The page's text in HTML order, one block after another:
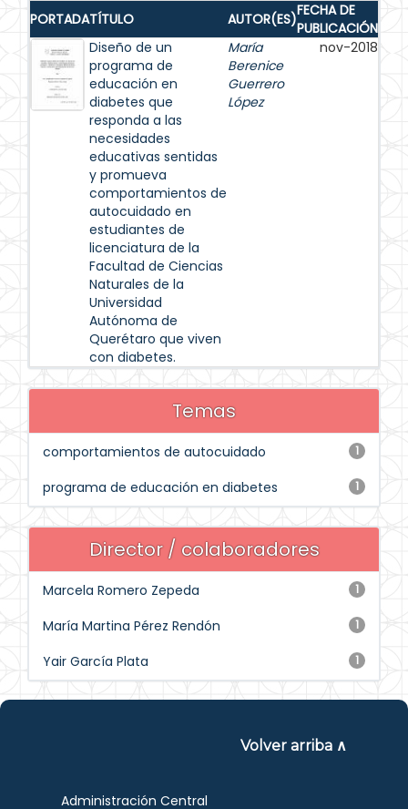
PORTADATÍTULO AUTOR(ES)FECHA DE
PUBLICACIÓN
Diseño de un
programa de
educación en
diabetes que
responda a las
necesidades
educativas sentidas
y promueva
comportamientos de
autocuidado en
estudiantes de
licenciatura de la
Facultad de Ciencias
Naturales de la
Universidad
Autónoma de
Querétaro que viven
con diabetes.
María
Berenice
Guerrero
López
nov-2018
Temas
1
comportamientos de autocuidado
1
programa de educación en diabetes
Director / colaboradores
1
Marcela Romero Zepeda
1
María Martina Pérez Rendón
1
Yair García Plata
Volver arriba ∧
Administración Central